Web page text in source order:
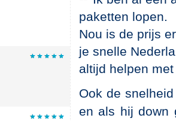
paketten lopen.
Nou is de prijs
je snelle
altijd helpen
Ook de
en als hij down